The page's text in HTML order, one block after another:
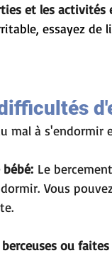
et les
essayez de
mal à s'endormir
bébé: Le
Vous
ou